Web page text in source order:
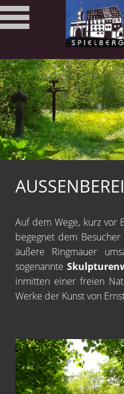
Auf dem Wege, kurz vor
begegnet dem
äußere Ringmauer
sogenannte
inmitten einer freien
Werke der Kunst von